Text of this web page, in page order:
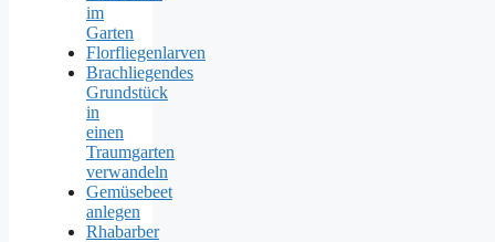
im
Garten
Florfliegenlarven
Brachliegendes
Grundstück
in
einen
Traumgarten
verwandeln
Gemüsebeet
anlegen
Rhabarber